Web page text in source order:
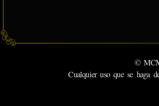
©
Cualquier uso que se haga